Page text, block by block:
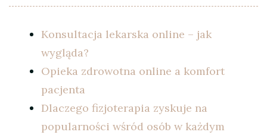
Konsultacja lekarska online – jak
wygląda?
Opieka zdrowotna online a komfort
pacjenta
Dlaczego fizjoterapia zyskuje na
popularności wśród osób w każdym